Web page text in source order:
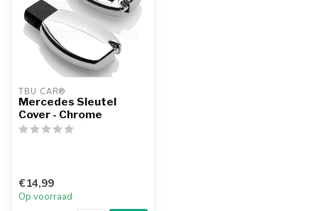
TBU CAR®
Mercedes Sleutel
Cover - Chrome
€14,99
Op voorraad